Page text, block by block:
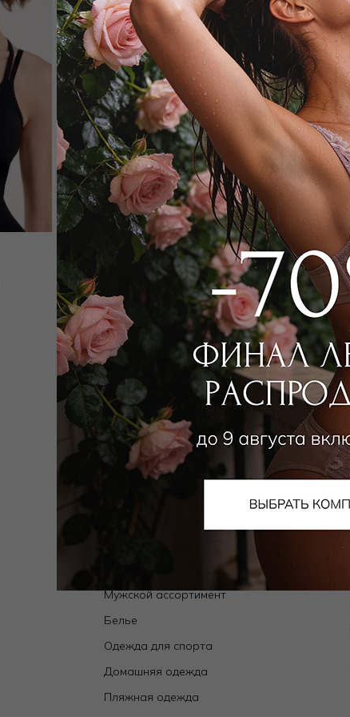
WILD ORCHID
Комбинезон длинный
11 000₽ + 550 бонусов
+ 1 цвет
Каталог
Wild Orchid — коллекции собственного
Мужской ассортимент
Белье
Одежда для спорта
Домашняя одежда
Пляжная одежда